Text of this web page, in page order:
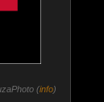
(info)